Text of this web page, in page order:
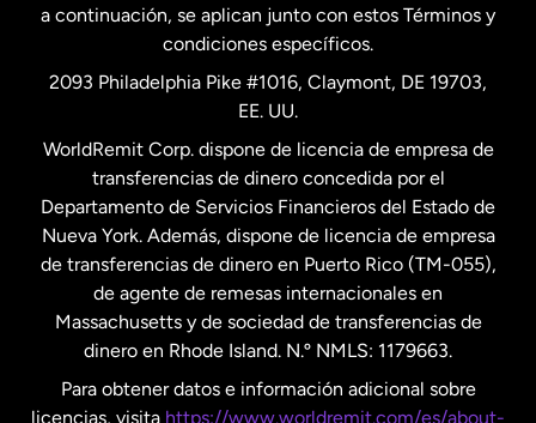
Países Bajos
Suecia
a continuación, se aplican junto con estos Términos y
condiciones específicos.
2093 Philadelphia Pike #1016, Claymont, DE 19703,
EE. UU.
WorldRemit Corp. dispone de licencia de empresa de
transferencias de dinero concedida por el
Departamento de Servicios Financieros del Estado de
Nueva York. Además, dispone de licencia de empresa
de transferencias de dinero en Puerto Rico (TM-055),
de agente de remesas internacionales en
Massachusetts y de sociedad de transferencias de
dinero en Rhode Island. N.º NMLS: 1179663.
Para obtener datos e información adicional sobre
licencias, visita https://www.worldremit.com/es/about-